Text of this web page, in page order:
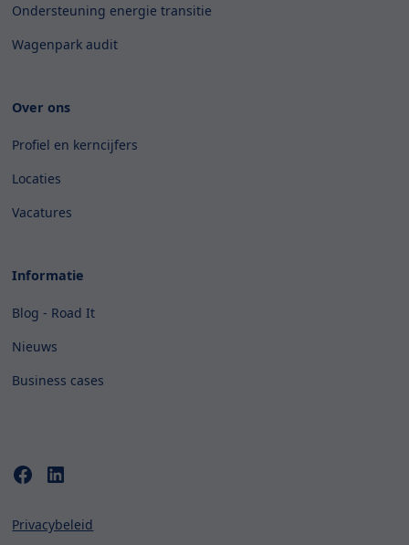
Ondersteuning energie transitie
Wagenpark audit
Over ons
Profiel en kerncijfers
Locaties
Vacatures
Informatie
Blog - Road It
Nieuws
Business cases
Privacybeleid